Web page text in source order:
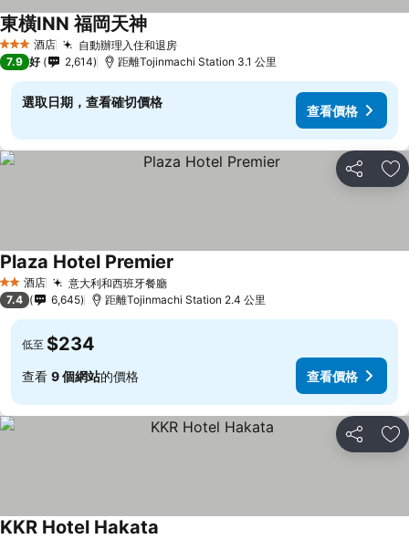
3 星級 酒店 自動辦理入住和退房
東橫INN 福岡天神
7.9 好 2,614 距離Tojinmachi Station 3.1 公里
選取日期，查看確切價格
查看價格
分享 放
2 星級酒店 意大利和西班牙餐廳
Plaza Hotel Premier
7.4 6,645 距離Tojinmachi Station 2.4 公里
低至 $234
查看 9 個網站的價格 查看價格
分享 放
KKR Hotel Hakata